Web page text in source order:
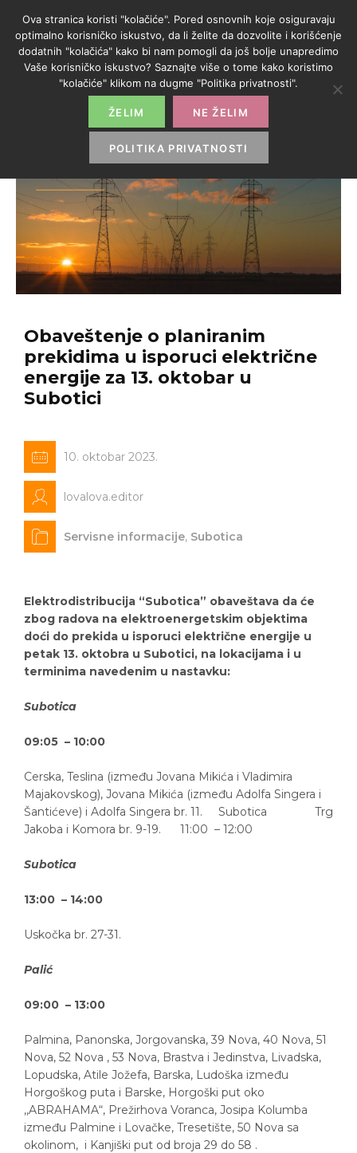
Obaveštenje o planiranim
prekidima u isporuci električne
energije za 13. oktobar u
Subotici
10. oktobar 2023.
lovalova.editor
Servisne informacije, Subotica
Elektrodistribucija “Subotica” obaveštava da će
zbog radova na elektroenergetskim objektima
doći do prekida u isporuci električne energije u
petak 13. oktobra u Subotici, na lokacijama i u
terminima navedenim u nastavku:
Subotica
09:05 – 10:00
Cerska, Teslina (između Jovana Mikića i Vladimira
Majakovskog), Jovana Mikića (između Adolfa Singera i
Šantićeve) i Adolfa Singera br. 11. Subotica Trg
Jakoba i Komora br. 9-19. 11:00 – 12:00
Subotica
13:00 – 14:00
Uskočka br. 27-31.
Palić
09:00 – 13:00
Palmina, Panonska, Jorgovanska, 39 Nova, 40 Nova, 51
Nova, 52 Nova , 53 Nova, Brastva i Jedinstva, Livadska,
Lopudska, Atile Jožefa, Barska, Ludoška između
Horgoškog puta i Barske, Horgoški put oko
,,ABRAHAMA“, Prežirhova Voranca, Josipa Kolumba
između Palmine i Lovačke, Tresetište, 50 Nova sa
okolinom, i Kanjiški put od broja 29 do 58 .
Ova stranica koristi "kolačiće". Pored osnovnih koje osiguravaju
optimalno korisničko iskustvo, da li želite da dozvolite i korišćenje
dodatnih "kolačića" kako bi nam pomogli da još bolje unapredimo
Vaše korisničko iskustvo? Saznajte više o tome kako koristimo
"kolačiće" klikom na dugme "Politika privatnosti".
ŽELIM NE ŽELIM
POLITIKA PRIVATNOSTI